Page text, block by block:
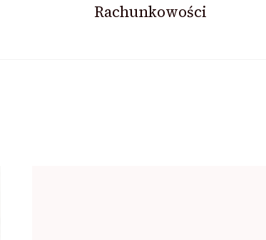
Rachunkowości